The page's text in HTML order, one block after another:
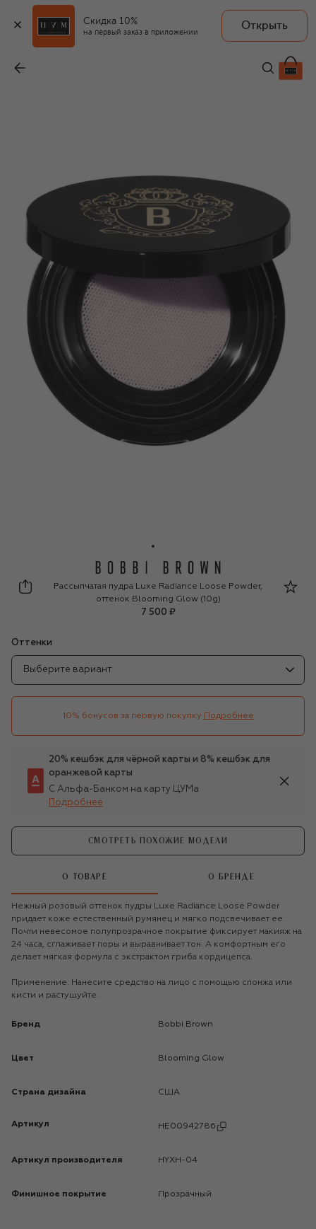
Скидка 10%
на первый заказ в приложении
Открыть
7 500 ₽
Bobbi Brown
Рассыпчатая пудра Luxe Radiance Loose Powder,
оттенок Blooming Glow (10g)
7 500 ₽
Оттенки
Выберите вариант
10% бонусов за первую покупку Подробнее
20% кешбэк для чёрной карты и 8% кешбэк для
оранжевой карты
С Альфа-Банком на карту ЦУМа
Подробнее
СМОТРЕТЬ ПОХОЖИЕ МОДЕЛИ
О ТОВАРЕ О БРЕНДЕ
Нежный розовый оттенок пудры Luxe Radiance Loose Powder
придает коже естественный румянец и мягко подсвечивает ее.
Почти невесомое полупрозрачное покрытие фиксирует макияж на
24 часа, сглаживает поры и выравнивает тон. А комфортным его
делает мягкая формула с экстрактом гриба кордицепса.
Применение: Нанесите средство на лицо с помощью спонжа или
кисти и растушуйте.
Бренд Bobbi Brown
Цвет Blooming Glow
Страна дизайна США
Артикул HE00942786
Артикул производителя HYXH-04
Финишное покрытие Прозрачный